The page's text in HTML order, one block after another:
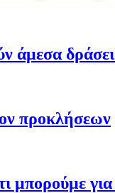
άμεσα
προκλήσεων
μπορούμε